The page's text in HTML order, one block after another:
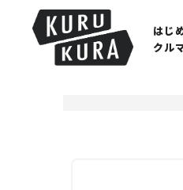
はじ
クル